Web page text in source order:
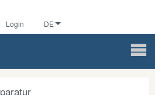
Login DE